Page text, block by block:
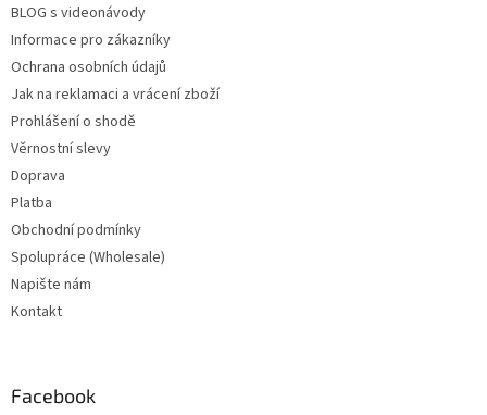
BLOG s videonávody
Informace pro zákazníky
Ochrana osobních údajů
Jak na reklamaci a vrácení zboží
Prohlášení o shodě
Věrnostní slevy
Doprava
Platba
Obchodní podmínky
Spolupráce (Wholesale)
Napište nám
Kontakt
Facebook